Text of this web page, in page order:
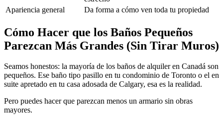
Apariencia general
Da forma a cómo ven toda tu propiedad
Cómo Hacer que los Baños Pequeños
Parezcan Más Grandes (Sin Tirar Muros)
Seamos honestos: la mayoría de los baños de alquiler en Canadá son
pequeños. Ese baño tipo pasillo en tu condominio de Toronto o el en
suite apretado en tu casa adosada de Calgary, esa es la realidad.
Pero puedes hacer que parezcan menos un armario sin obras
mayores.